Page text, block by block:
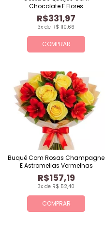
COMPRAR
3x de R$ 110,66
R$331,97
Chocolate E Flores
COMPRAR
3x de R$ 52,40
R$157,19
Buquê Com Rosas Champagne
E Astromelias Vermelhas